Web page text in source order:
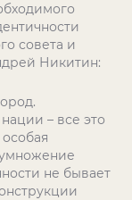
совета и
Никитин:
– все это
не бывает